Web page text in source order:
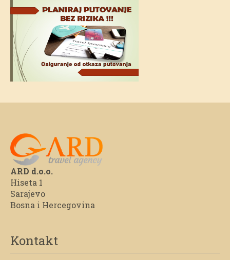
ARD d.o.o.
Hiseta 1
Sarajevo
Bosna i Hercegovina
Kontakt